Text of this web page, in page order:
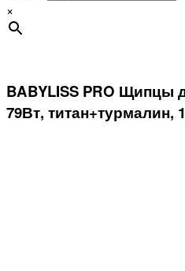
×
BABYLISS PRO Щипцы
79Вт, титан+турмалин,